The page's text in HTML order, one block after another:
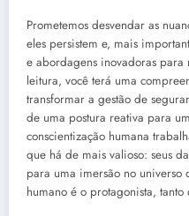
Prometemos desvendar as
eles persistem e, mais
e abordagens inovadoras para
leitura, você terá uma
transformar a gestão de
de uma postura reativa para
conscientização humana
que há de mais valioso: seus
para uma imersão no
humano é o protagonista,